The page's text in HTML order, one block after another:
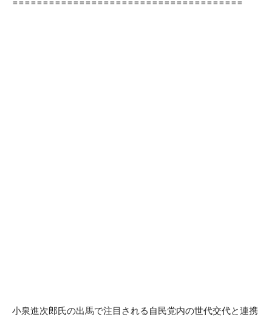
小泉進次郎氏の出馬で注目される自民党内の世代交代と連携